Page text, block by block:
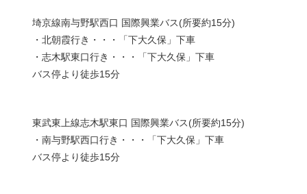
埼京線南与野駅西口 国際興業バス(所要約15分)
・北朝霞行き・・・「下大久保」下車
・志木駅東口行き・・・「下大久保」下車
バス停より徒歩15分
東武東上線志木駅東口 国際興業バス(所要約15分)
・南与野駅西口行き・・・「下大久保」下車
バス停より徒歩15分